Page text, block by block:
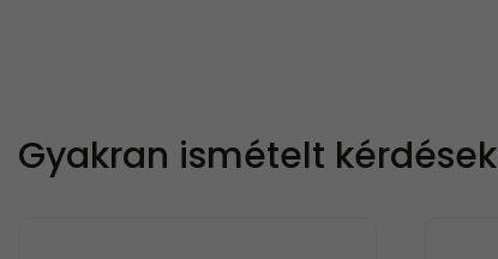
Gyakran ismételt kérdések